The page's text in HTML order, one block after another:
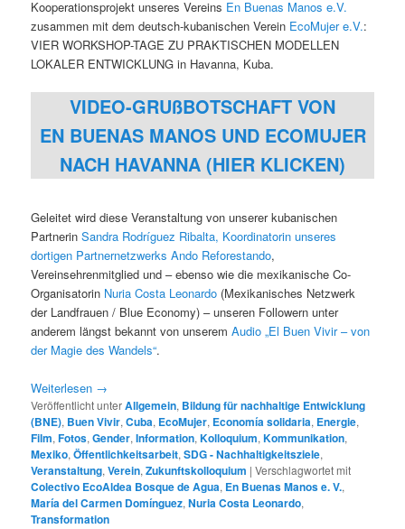
Kooperationsprojekt unseres Vereins En Buenas Manos e.V.
zusammen mit dem deutsch-kubanischen Verein EcoMujer e.V.:
VIER WORKSHOP-TAGE ZU PRAKTISCHEN MODELLEN
LOKALER ENTWICKLUNG in Havanna, Kuba.
VIDEO-GRUßBOTSCHAFT VON
EN BUENAS MANOS UND ECOMUJER
NACH HAVANNA (HIER KLICKEN)
Geleitet wird diese Veranstaltung von unserer kubanischen
PartnerinSandra Rodríguez Ribalta, Koordinatorin unseres
dortigen Partnernetzwerks Ando Reforestando,
Vereinsehrenmitglied und – ebenso wie die mexikanische Co-
Organisatorin Nuria Costa Leonardo (Mexikanisches Netzwerk
der Landfrauen / Blue Economy) – unseren Followern unter
anderem längst bekannt von unseremAudio „El Buen Vivir – von
der Magie des Wandels“.
Weiterlesen →
Veröffentlicht unterAllgemein, Bildung für nachhaltige Entwicklung
(BNE), Buen Vivir,Cuba, EcoMujer, Economía solidaria, Energie,
Film,Fotos,Gender,Information,Kolloquium,Kommunikation,
Mexiko,Öffentlichkeitsarbeit,SDG - Nachhaltigkeitsziele,
Veranstaltung,Verein,Zukunftskolloquium |Verschlagwortet mit
Colectivo EcoAldea Bosque de Agua, En Buenas Manos e. V.,
María del Carmen Domínguez,Nuria Costa Leonardo,
Transformation